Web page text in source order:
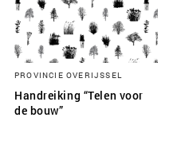
PROVINCIE OVERIJSSEL
Handreiking “Telen voor
de bouw”